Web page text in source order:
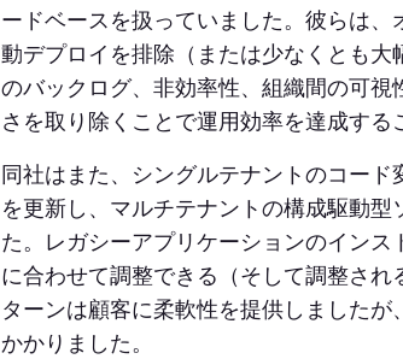
ードベースを扱っていました。彼らは
動デプロイを排除（または少なくとも
のバックログ、非効率性、組織間の可
さを取り除くことで運用効率を達成する
同社はまた、シングルテナントのコー
を更新し、マルチテナントの構成駆動
た。レガシーアプリケーションのイン
に合わせて調整できる（そして調整さ
ターンは顧客に柔軟性を提供しました
かかりました。